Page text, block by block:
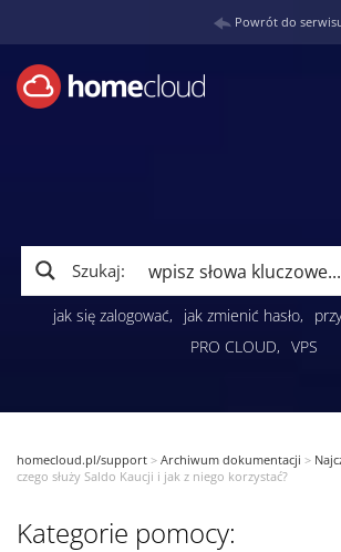
Powrót do
Szukaj:
jak się zalogować jak zmienić hasło
PRO CLOUD
VPS
homecloud.pl/support > Archiwum dokumentacji >
czego służy Saldo Kaucji i jak z niego korzystać?
Kategorie pomocy: